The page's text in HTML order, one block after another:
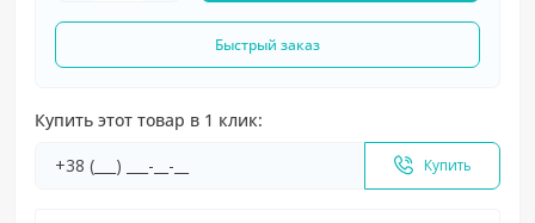
Быстрый заказ
Купить этот товар в 1 клик:
Купить